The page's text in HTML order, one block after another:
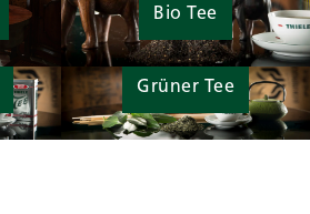
Bio Tee
Grüner Tee